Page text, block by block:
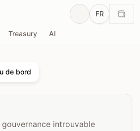
FR
Treasury AI
de bord
introuvable